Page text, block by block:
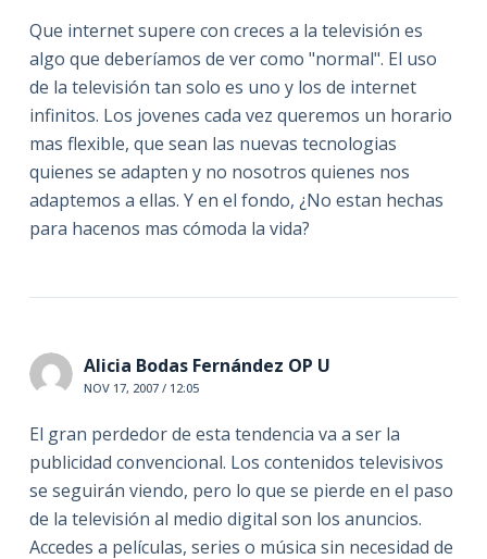
Que internet supere con creces a la televisión es
algo que deberíamos de ver como "normal". El uso
de la televisión tan solo es uno y los de internet
infinitos. Los jovenes cada vez queremos un horario
mas flexible, que sean las nuevas tecnologias
quienes se adapten y no nosotros quienes nos
adaptemos a ellas. Y en el fondo, ¿No estan hechas
para hacenos mas cómoda la vida?
Alicia Bodas Fernández OP U
NOV 17, 2007 / 12:05
El gran perdedor de esta tendencia va a ser la
publicidad convencional. Los contenidos televisivos
se seguirán viendo, pero lo que se pierde en el paso
de la televisión al medio digital son los anuncios.
Accedes a películas, series o música sin necesidad de